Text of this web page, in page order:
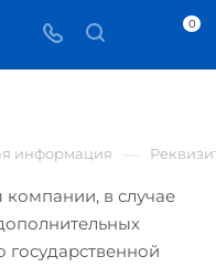
0
информация
в случае
государственной